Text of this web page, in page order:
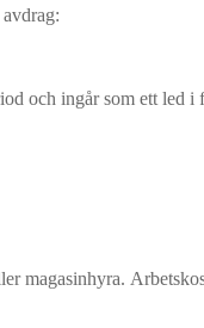
och ingår som ett led i
magasinhyra.